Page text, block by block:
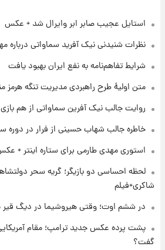
۱ روز پیش
امروز پنجشنبه ۱۵ مرداد ۱۴۰۵ +جدول
قیمت طلا و سکه امروز پنجشنبه
۱ روز پیش
شارژ جدید کالابرگ
شد
شرایط تازه فروش
شاهین، کوییک،
بلندمدت + جدول
استایل عجیب صابر ابر وایرال شد + عکس
نظرات شنیدنی نیک آفرید سماواتی درباره
شرایط تفاهم‌نامه به نفع ایران بهبود یافت
متن اولیۀ طرح راهبردی مدیریت تنگه هرمز
روایت جالب نیک آفرین سماواتی از هم
خاطره جالب شهاب حسینی از فرار در دوره
استوری مهدی طارمی برای ستاره اینتر +
لحظه احساسی دو بازیگر؛ گریه سحر
شاکری+فیلم
در ششم اوت؛ وقتی هیروشیما در دیگ
پشت پرده عکس جدید ترامپ؛ مقام
گفت؟